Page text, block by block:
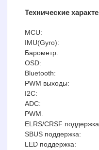
Технические
MCU:
IMU(Gyro):
Барометр:
OSD:
Bluetooth:
PWM выходы:
I2C:
ADC:
PWM:
ELRS/CRSF
SBUS поддержка:
LED поддержка: